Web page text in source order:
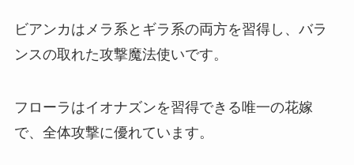
ビアンカはメラ系とギラ系の両方を習得し、バラ
ンスの取れた攻撃魔法使いです。
フローラはイオナズンを習得できる唯一の花嫁
で、全体攻撃に優れています。